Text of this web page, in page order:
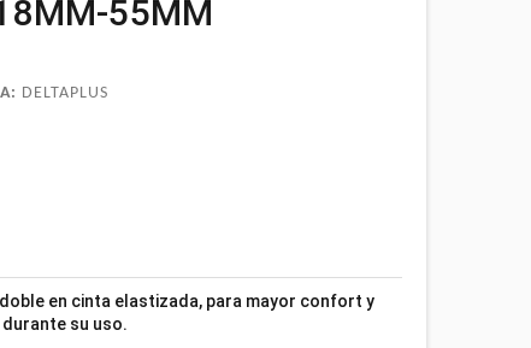
55MM
DELTAPLUS
en cinta elastizada, para mayor confort y
su uso.